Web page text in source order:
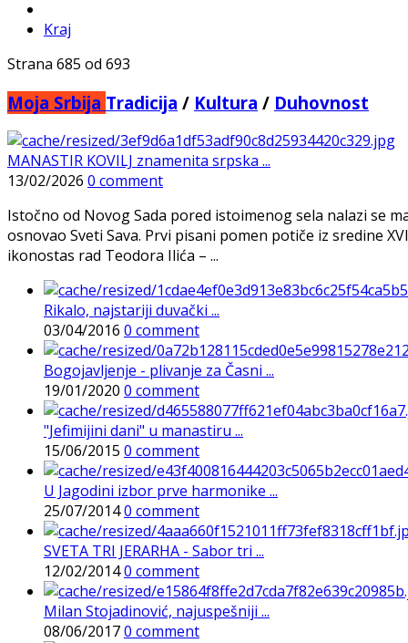
Kraj
Strana 685 od 693
Moja Srbija Tradicija / Kultura / Duhovnost
MANASTIR KOVILJ znamenita srpska ...
13/02/2026 0 comment
Istočno od Novog Sada pored istoimenog sela nalazi se
osnovao Sveti Sava. Prvi pisani pomen potiče iz sredine
ikonostas rad Teodora Ilića – ...
Rikalo, najstariji duvački ...
03/04/2016 0 comment
Bogojavljenje - plivanje za Časni ...
19/01/2020 0 comment
"Jefimijini dani" u manastiru ...
15/06/2015 0 comment
U Jagodini izbor prve harmonike ...
25/07/20140 comment
SVETA TRI JERARHA - Sabor tri ...
12/02/20140 comment
Milan Stojadinović, najuspešniji ...
08/06/20170 comment